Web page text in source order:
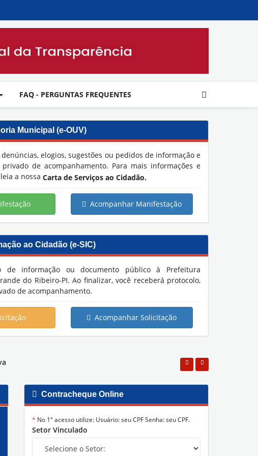
FAQ - PERGUNTAS FREQUENTES
mais perto da população!
Municipal (e-OUV)
elogios, sugestões ou pedidos de informação e
de acompanhamento. Para mais informações e
a nossa Carta de Serviços ao Cidadão.
Acompanhar Manifestação
ao Cidadão (e-SIC)
de informação ou documento público à Prefeitura
do Ribeiro-PI. Ao finalizar, você receberá protocolo,
de acompanhamento.
Acompanhar Solicitação
Contracheque Online
* No 1º acesso utilize: Usuário: seu CPF Senha: seu CPF.
Setor Vinculado